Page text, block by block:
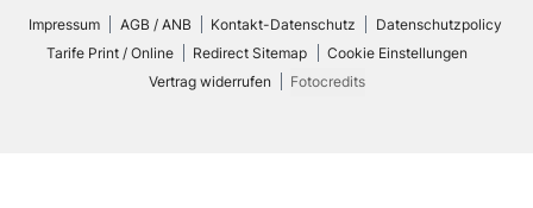
Impressum AGB / ANB Kontakt-Datenschutz
Datenschutzpolicy
Tarife Print / Online
Redirect Sitemap
Cookie Einstellungen
Vertrag widerrufen
Fotocredits